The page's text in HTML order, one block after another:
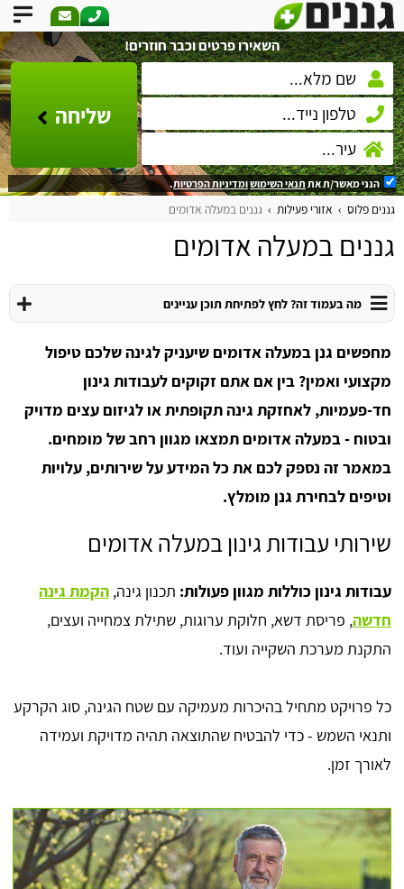
השאירו פרטים וכבר חוזרים!
שליחה
הנני מאשר/ת אתתנאי השימושומדיניות הפרטיות.
גננים פלוס אזורי פעילות גננים במעלה אדומים
גננים במעלה אדומים
מה בעמוד זה? לחץ לפתיחת תוכן עניינים
מחפשים גנן במעלה אדומים שיעניק לגינה שלכם טיפול
מקצועי ואמין? בין אם אתם זקוקים לעבודות גינון
חד-פעמיות, לאחזקת גינה תקופתית או לגיזום עצים מדויק
ובטוח - במעלה אדומים תמצאו מגוון רחב של מומחים.
במאמר זה נספק לכם את כל המידע על שירותים, עלויות
וטיפים לבחירת גנן מומלץ.
שירותי עבודות גינון במעלה אדומים
עבודות גינון כוללות מגוון פעולות: תכנון גינה, הקמת גינה
חדשה, פריסת דשא, חלוקת ערוגות, שתילת צמחייה ועצים,
התקנת מערכת השקייה ועוד.
כל פרויקט מתחיל בהיכרות מעמיקה עם שטח הגינה, סוג הקרקע
ותנאי השמש - כדי להבטיח שהתוצאה תהיה מדויקת ועמידה
לאורך זמן.